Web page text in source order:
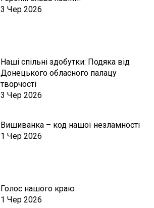
3 Чер 2026
Наші спільні здобутки: Подяка від
Донецького обласного палацу
творчості
3 Чер 2026
Вишиванка – код нашої незламності
1 Чер 2026
Голос нашого краю
1 Чер 2026